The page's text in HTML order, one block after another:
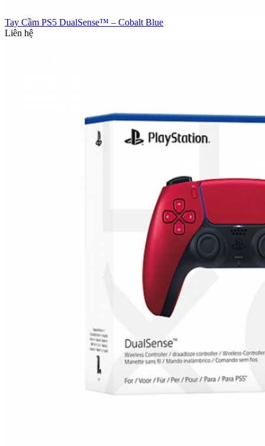
Tay Cầm PS5 DualSense™ – Cobalt Blue
Liên hệ